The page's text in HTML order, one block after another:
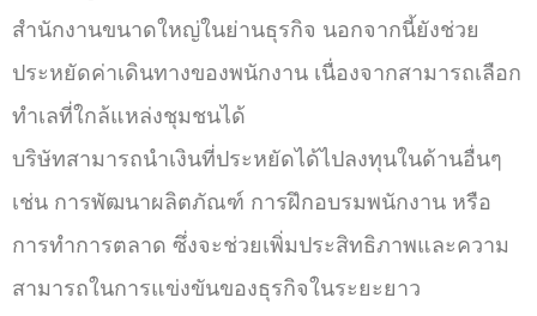
สำนักงานขนาดใหญ่ในย่านธุรกิจ นอกจากนี้ยังช่วย
ประหยัดค่าเดินทางของพนักงาน เนื่องจากสามารถเลือก
ทำเลที่ใกล้แหล่งชุมชนได้
บริษัทสามารถนำเงินที่ประหยัดได้ไปลงทุนในด้านอื่นๆ
เช่น การพัฒนาผลิตภัณฑ์ การฝึกอบรมพนักงาน หรือ
การทำการตลาด ซึ่งจะช่วยเพิ่มประสิทธิภาพและความ
สามารถในการแข่งขันของธุรกิจในระยะยาว